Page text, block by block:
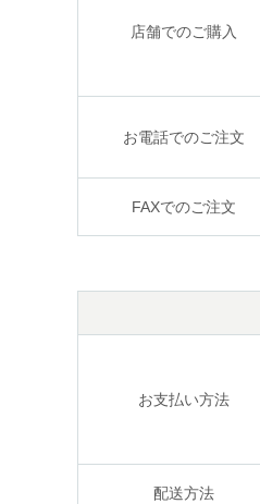
店舗でのご購入
お電話でのご注文
FAXでのご注文
お支払い方法
配送方法